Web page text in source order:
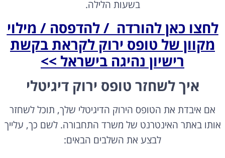
מקוון של טופס ירוק לקראת בקשת
רישיון נהיגה בישראל >>
איך לשחזר טופס ירוק דיגיטלי
אם איבדת את הטופס הירוק הדיגיטלי שלך, תוכל לשחזר
אותו באתר האינטרנט של משרד התחבורה. לשם כך, עלייך
לבצע את השלבים הבאים: